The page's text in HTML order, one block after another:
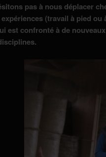
pas à nous déplacer
(travail à pied
est confronté à de